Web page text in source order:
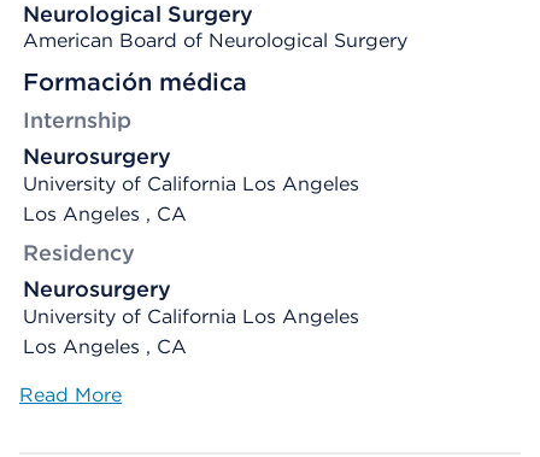
Neurological Surgery
American Board of Neurological Surgery
Formación médica
Internship
Neurosurgery
University of California Los Angeles
Los Angeles , CA
Residency
Neurosurgery
University of California Los Angeles
Los Angeles , CA
Read More